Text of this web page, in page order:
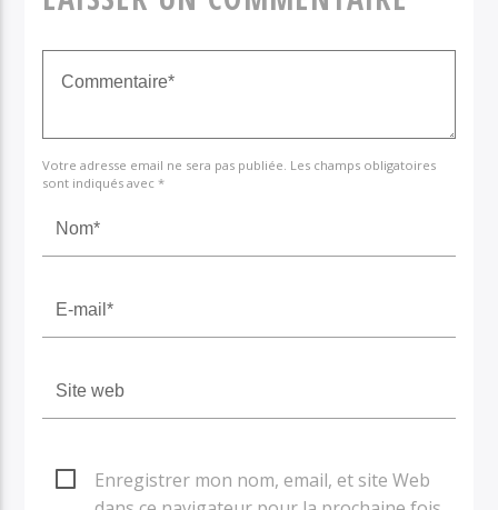
Votre adresse email ne sera pas publiée. Les champs obligatoires
sont indiqués avec *
Enregistrer mon nom, email, et site Web